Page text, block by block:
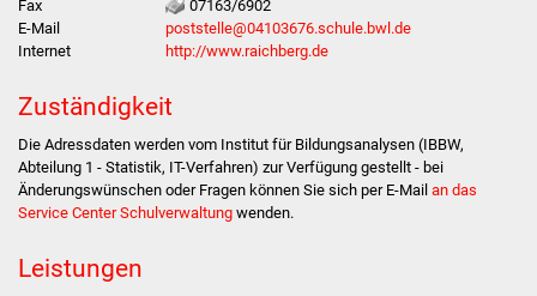
Ortsrecht
Wahlen
Stadtinfo
Fax
07163/6902
E-Mail
poststelle@04103676.schule.bwl.de
Internet
http://www.raichberg.de
Zuständigkeit
Die Adressdaten werden vom Institut für Bildungsanalysen (IBBW,
Abteilung 1 - Statistik, IT-Verfahren) zur Verfügung gestellt - bei
Änderungswünschen oder Fragen können Sie sich per E-Mail an das
Service Center Schulverwaltungwenden.
Leistungen